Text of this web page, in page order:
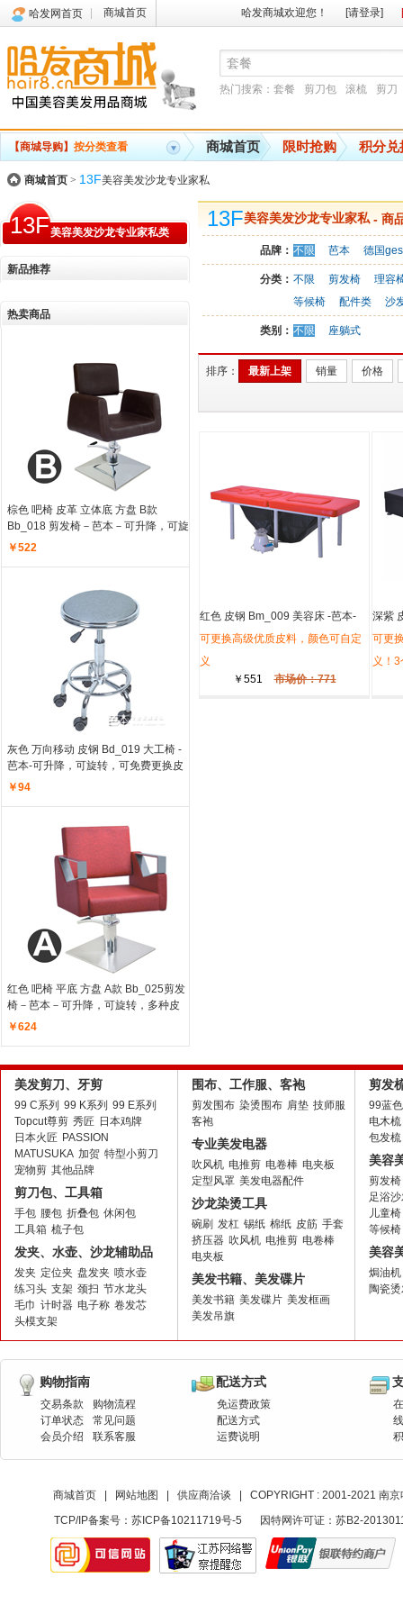
哈发网首页 商城首页 哈发商城欢迎您！ [请登录]
热门搜索： 套餐 剪刀包 滚梳 剪刀
【商城导购】 按分类查看 商城首页 限时抢购 积分兑
商城首页 > 13F美容美发沙龙专业家私
13F美容美发沙龙专业家私类
新品推荐
热卖商品
棕色 吧椅 皮革 立体底 方盘 B款
Bb_018 剪发椅－芭本－ 可升降，可旋
转，多种皮料可选，底盘可更换圆盘
￥522
灰色 万向移动 皮钢 Bd_019 大工椅 -
芭本-可升降，可旋转，可免费更换皮
料
￥94
红色 吧椅 平底 方盘 A款 Bb_025剪发
椅－芭本－ 可升降，可旋转，多种皮
料可选，底盘可更换圆盘
￥624
13F美容美发沙龙专业家私- 商
品牌： 不限 芭本 德国
分类： 不限 剪发椅
理容
等候椅
配件类 沙
类别： 不限 座躺式
排序： 最新上架 销量 价格
红色 皮钢 Bm_009 美容床 -芭本-
可更换高级优质皮料，颜色可自定
义
￥551
市场价：771
深紫
可更
义！
美发剪刀、牙剪
99 C系列 99 K系列 99 E系列
Topcut尊剪 秀匠 日本鸡牌
日本火匠 PASSION
MATUSUKA 加贺 特型小剪刀
宠物剪 其他品牌
剪刀包、工具箱
手包 腰包 折叠包 休闲包
工具箱 梳子包
发夹、水壶、沙龙辅助品
发夹 定位夹 盘发夹 喷水壶
练习头 支架 颈扫 节水龙头
毛巾 计时器 电子称 卷发芯
头模支架
围布、工作服、客袍
剪发围布 染烫围布 肩垫 技师服
客袍
专业美发电器
吹风机 电推剪 电卷棒 电夹板
定型风罩 美发电器配件
沙龙染烫工具
碗刷 发杠 锡纸 棉纸 皮筋 手套
挤压器 吹风机 电推剪 电卷棒
电夹板
美发书籍、美发碟片
美发书籍 美发碟片 美发框画
美发吊旗
剪发
99蓝
电木梳
包发梳
美容
剪发椅
足浴
儿童椅
等候椅
美容
焗油机
陶瓷
购物指南
交易条款
购物流程
订单状态
常见问题
会员介绍
联系客服
配送方式
免运费政策
配送方式
运费说明
商城首页 网站地图 供应商洽谈
COPYRIGHT : 2001-2021 南
TCP/IP备案号： 苏ICP备10211719号-5 因特网许可证：苏B2-